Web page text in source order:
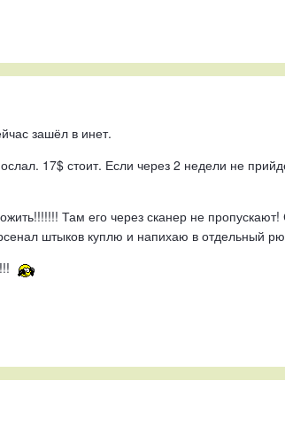
зашёл в инет.
17$ стоит. Если через 2 недели не
Там его через сканер не пропускают!
штыков куплю и напихаю в отдельный